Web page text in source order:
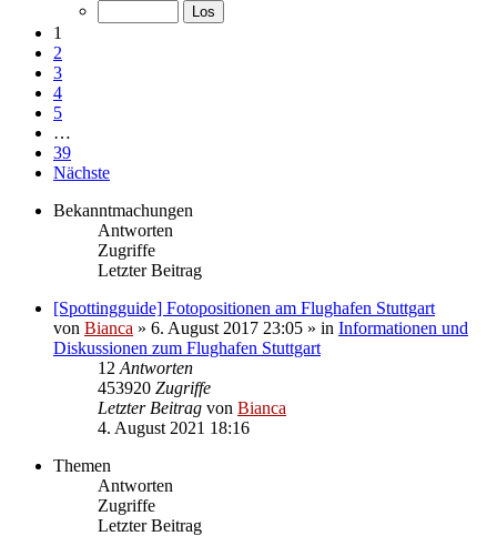
1
2
3
4
5
…
39
Nächste
Bekanntmachungen
Antworten
Zugriffe
Letzter Beitrag
[Spottingguide] Fotopositionen am Flughafen Stuttgart
von Bianca » 6. August 2017 23:05 » in Informationen und
Diskussionen zum Flughafen Stuttgart
12 Antworten
453920 Zugriffe
Letzter Beitrag von Bianca
4. August 2021 18:16
Themen
Antworten
Zugriffe
Letzter Beitrag